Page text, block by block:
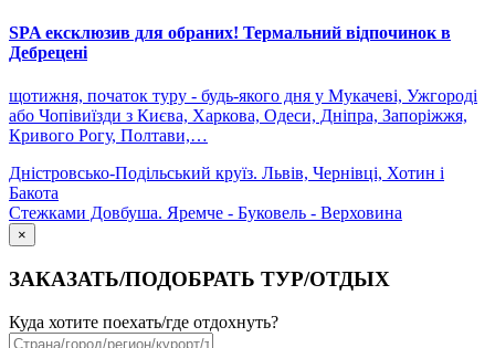
SPA ексклюзив для обраних! Термальний відпочинок в
Дебрецені
щотижня, початок туру - будь-якого дня у Мукачеві, Ужгороді
або Чопівиїзди з Києва, Харкова, Одеси, Дніпра, Запоріжжя,
Кривого Рогу, Полтави,…
Дністровсько-Подільський круїз. Львів, Чернівці, Хотин і
Бакота
Стежками Довбуша. Яремче - Буковель - Верховина
×
ЗАКАЗАТЬ/ПОДОБРАТЬ ТУР/ОТДЫХ
Куда хотите поехать/где отдохнуть?